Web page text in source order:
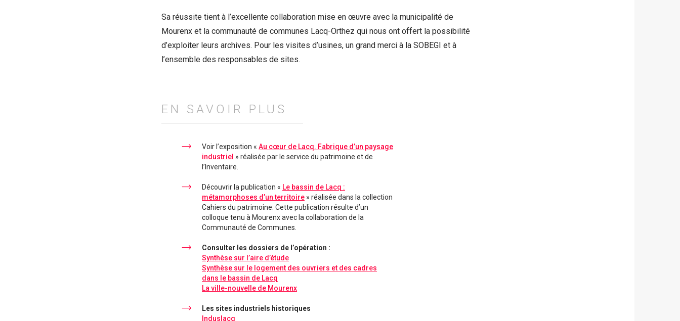
Sa réussite tient à l’excellente collaboration mise en œuvre avec la municipalité de
Mourenx et la communauté de communes Lacq-Orthez qui nous ont offert la possibilité
d’exploiter leurs archives. Pour les visites d’usines, un grand merci à la SOBEGI et à
l’ensemble des responsables de sites.
EN SAVOIR PLUS
Voir l’exposition « Au cœur de Lacq. Fabrique d’un paysage
industriel » réalisée par le service du patrimoine et de
l’Inventaire.
Découvrir la publication « Le bassin de Lacq :
métamorphoses d’un territoire » réalisée dans la collection
Cahiers du patrimoine. Cette publication résulte d’un
colloque tenu à Mourenx avec la collaboration de la
Communauté de Communes.
Consulter les dossiers de l’opération :
Synthèse sur l’aire d’étude
Synthèse sur le logement des ouvriers et des cadres
dans le bassin de Lacq
La ville-nouvelle de Mourenx
Les sites industriels historiques
Induslacq